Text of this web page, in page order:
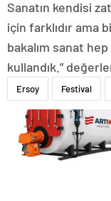
Sanatın kendisi
için farklıdır ama
bakalım sanat
kullandık.”
Ersoy Festival